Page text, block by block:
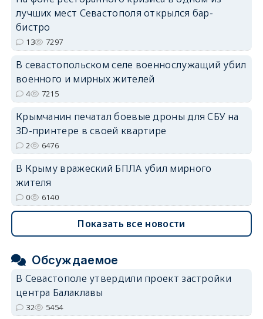
лучших мест Севастополя открылся бар-
бистро
13 7297
В севастопольском селе военнослужащий убил
военного и мирных жителей
4 7215
Крымчанин печатал боевые дроны для СБУ на
3D-принтере в своей квартире
2 6476
В Крыму вражеский БПЛА убил мирного
жителя
0 6140
Показать все новости
Обсуждаемое
В Севастополе утвердили проект застройки
центра Балаклавы
32 5454